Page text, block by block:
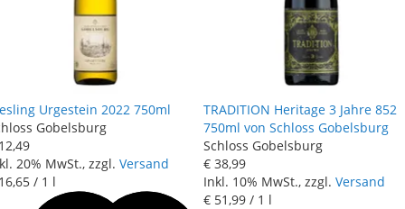
Urgestein 2022 750ml
Gobelsburg
,49
20% MwSt., zzgl. Versand
,65 / 1 l
TRADITION Heritage 3 Jahre 852
750ml von Schloss Gobelsburg
Schloss Gobelsburg
€ 38,99
Inkl. 10% MwSt., zzgl. Versand
€ 51 ,99 / 1 l